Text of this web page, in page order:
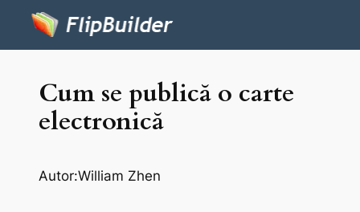
Cum se publică o carte
electronică
Autor:William Zhen